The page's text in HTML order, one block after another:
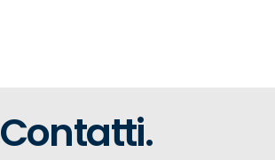
Contatti.